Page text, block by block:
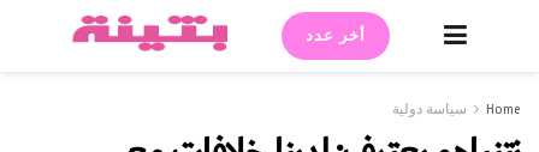
أخر عدد
Home سياسة دولية